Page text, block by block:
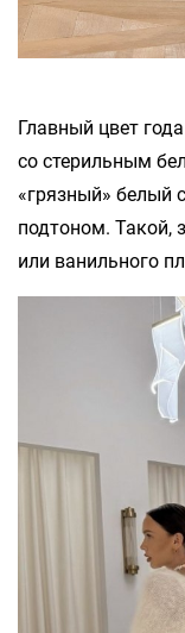
Главный цвет
со стерильным
«грязный» белый
подтоном. Такой,
или ванильного